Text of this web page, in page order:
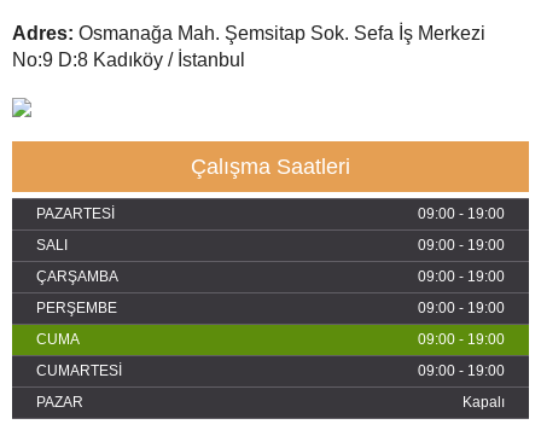
Adres: Osmanağa Mah. Şemsitap Sok. Sefa İş Merkezi
No:9 D:8 Kadıköy / İstanbul
Çalışma Saatleri
PAZARTESİ
09:00 - 19:00
SALI
09:00 - 19:00
ÇARŞAMBA
09:00 - 19:00
PERŞEMBE
09:00 - 19:00
CUMA
09:00 - 19:00
CUMARTESİ
09:00 - 19:00
PAZAR
Kapalı